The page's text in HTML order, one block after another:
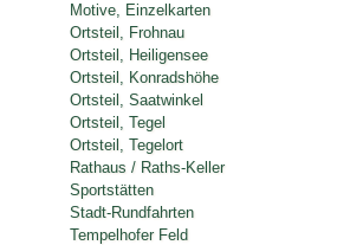
Motive, Einzelkarten
Ortsteil, Frohnau
Ortsteil, Heiligensee
Ortsteil, Konradshöhe
Ortsteil, Saatwinkel
Ortsteil, Tegel
Ortsteil, Tegelort
Rathaus / Raths-Keller
Sportstätten
Stadt-Rundfahrten
Tempelhofer Feld